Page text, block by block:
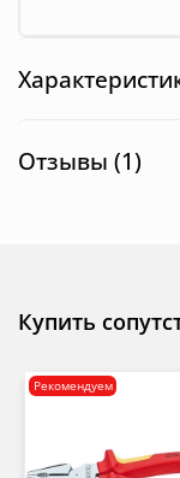
Отзывы (1)
Купить
Рекомендуем